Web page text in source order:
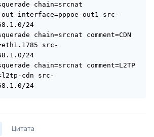
chain=srcnat
out-interface=pppoe-out1 src-
24
chain=srcnat comment=CDN
src-
24
chain=srcnat comment=L2TP
cdn src-
24
Цитата